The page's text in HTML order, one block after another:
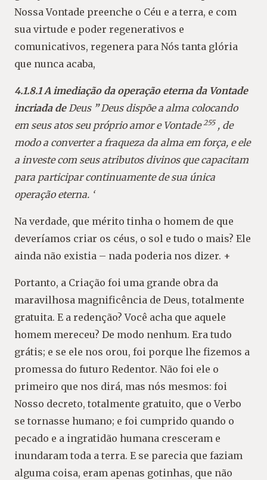
Nossa Vontade preenche o Céu e a terra, e com
sua virtude e poder regenerativos e
comunicativos, regenera para Nós tanta glória
que nunca acaba,
4.1.8.1 A imediação da operação eterna da Vontade
incriada deDeus ”Deus dispõe a alma colocando
em seus atos seu próprio amor e Vontade255 , de
modo a converter a fraqueza da alma em força, e ele
a investe com seus atributos divinos que capacitam
para participar continuamente de sua única
operação eterna. ‘
Na verdade, que mérito tinha o homem de que
deveríamos criar os céus, o sol e tudo o mais? Ele
ainda não existia – nada poderia nos dizer. +
Portanto, a Criação foi uma grande obra da
maravilhosa magnificência de Deus, totalmente
gratuita. E a redenção? Você acha que aquele
homem mereceu? De modo nenhum. Era tudo
grátis; e se ele nos orou, foi porque lhe fizemos a
promessa do futuro Redentor. Não foi ele o
primeiro que nos dirá, mas nós mesmos: foi
Nosso decreto, totalmente gratuito, que o Verbo
se tornasse humano; e foi cumprido quando o
pecado e a ingratidão humana cresceram e
inundaram toda a terra. E se parecia que faziam
alguma coisa, eram apenas gotinhas, que não